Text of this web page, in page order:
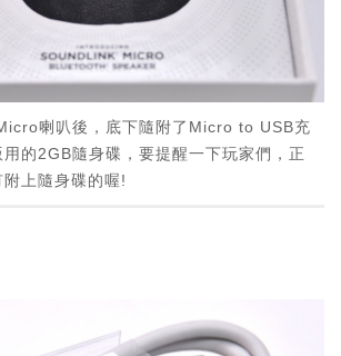
喇叭後，底下隨附了Micro to USB充
的2GB隨身碟，要提醒一下玩家們，正
上隨身碟的喔!